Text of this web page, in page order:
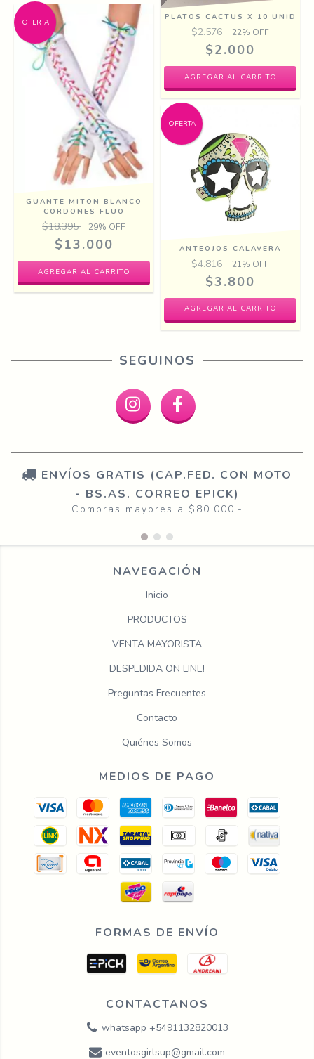
PLATOS CACTUS X 10 UNID
$2.576 22% OFF
$2.000
OFERTA
GUANTE MITON BLANCO
CORDONES FLUO
$18.395 29% OFF
$13.000
OFERTA
ANTEOJOS CALAVERA
$4.816 21% OFF
$3.800
SEGUINOS
ENVÍOS GRATIS (CAP.FED. CON MOTO
- BS.AS. CORREO EPICK)
Compras mayores a $80.000.-
NAVEGACIÓN
Inicio
PRODUCTOS
VENTA MAYORISTA
DESPEDIDA ON LINE!
Preguntas Frecuentes
Contacto
Quiénes Somos
MEDIOS DE PAGO
FORMAS DE ENVÍO
CONTACTANOS
whatsapp +5491132820013
eventosgirlsup@gmail.com